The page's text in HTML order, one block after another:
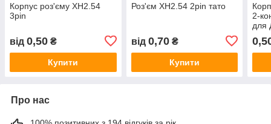
Корпус роз'єму XH2.54
3pin
від 0,50 ₴
Купити
Роз'єм XH2.54 2pin тато
від 0,70₴
Купити
2-
для
Про нас